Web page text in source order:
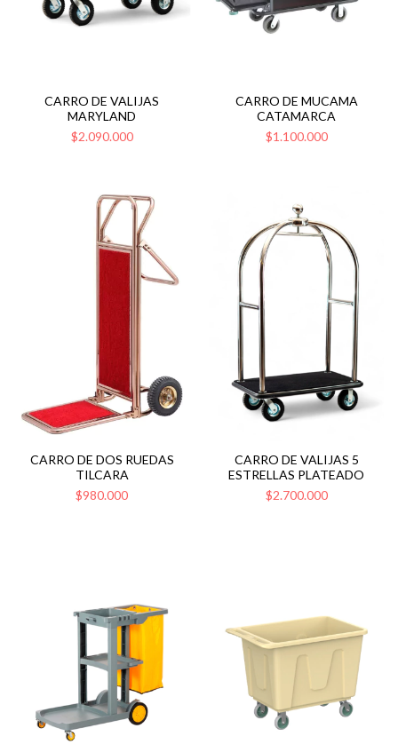
CARRO DE VALIJAS
MARYLAND
$2.090.000
CARRO DE MUCAMA
CATAMARCA
$1.100.000
CARRO DE DOS RUEDAS
TILCARA
$980.000
CARRO DE VALIJAS 5
ESTRELLAS PLATEADO
$2.700.000